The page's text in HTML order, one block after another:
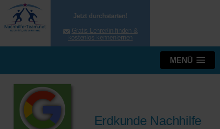
Jetzt durchstarten!
Gratis Lehrer/in finden &
kostenlos kennenlernen
MENÜ
Erdkunde Nachhilfe